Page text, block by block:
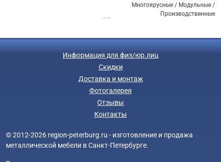
Многоярусные / Модульные /
Производственные
Информация для физ/юр.лиц
Скидки
Доставка и монтаж
Фотогалерея
Отзывы
Контакты
© 2012-2026 region-peterburg.ru - изготовление и продажа
металлической мебели в Санкт-Петербурге.